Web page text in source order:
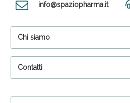
info@spaziopharma.it
Chi siamo
Contatti